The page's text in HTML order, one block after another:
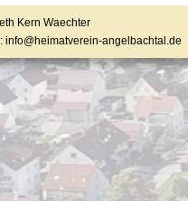
Kern Waechter
info@heimatverein-angelbachtal.de